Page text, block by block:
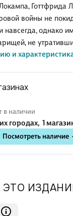
Готтфрида
войны не
навсегда, однако
не
и
в наличии
городах, 1
Посмотреть наличие